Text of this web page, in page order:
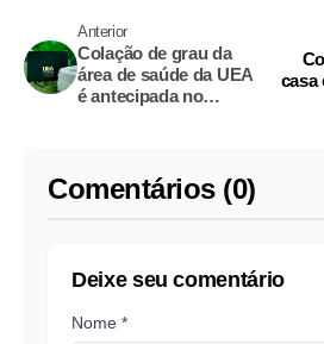
Anterior
Colação de grau da
área de saúde da UEA
é antecipada no
casa
Comentários (0)
Deixe seu comentário
Nome *